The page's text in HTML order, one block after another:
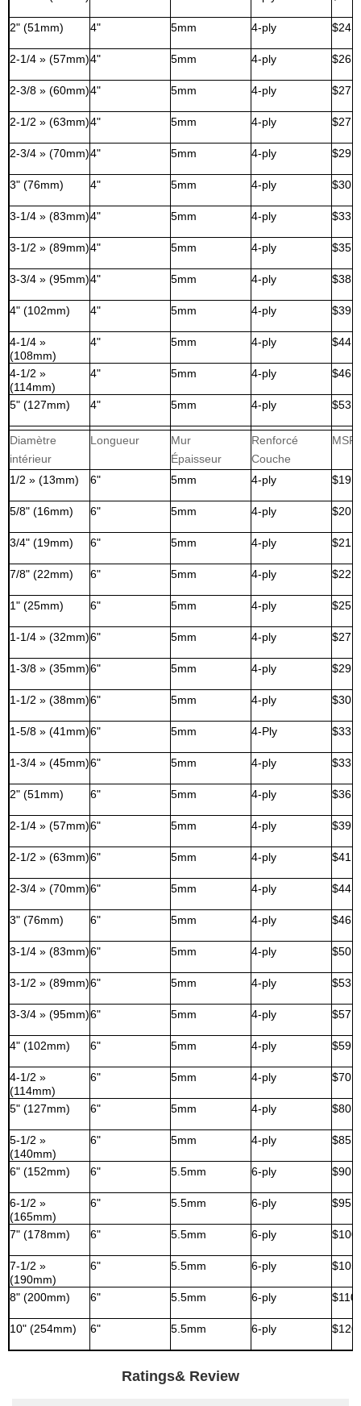
2" (51mm) 4" 5mm 4-ply
2-1/4 » (57mm)4" 5mm 4-ply
2-3/8 » (60mm)4" 5mm 4-ply
2-1/2 » (63mm)4" 5mm 4-ply
2-3/4 » (70mm)4" 5mm 4-ply
3" (76mm) 4" 5mm 4-ply
3-1/4 » (83mm)4" 5mm 4-ply
3-1/2 » (89mm)4" 5mm 4-ply
3-3/4 » (95mm)4" 5mm 4-ply
4" (102mm) 4" 5mm 4-ply
4-1/4 »
(108mm)
4" 5mm 4-ply
4-1/2 »
(114mm)
4" 5mm 4-ply
5" (127mm) 4" 5mm 4-ply
Diamètre
intérieur
Longueur
Mur
Épaisseur
Renforcé
Couche
1/2 » (13mm) 6" 5mm 4-ply
5/8" (16mm) 6" 5mm 4-ply
3/4" (19mm) 6" 5mm 4-ply
7/8" (22mm) 6" 5mm 4-ply
1" (25mm) 6" 5mm 4-ply
1-1/4 » (32mm)6" 5mm 4-ply
1-3/8 » (35mm)6" 5mm 4-ply
1-1/2 » (38mm)6" 5mm 4-ply
1-5/8 » (41mm)6" 5mm 4-Ply
1-3/4 » (45mm)6" 5mm 4-ply
2" (51mm) 6" 5mm 4-ply
2-1/4 » (57mm)6" 5mm 4-ply
2-1/2 » (63mm)6" 5mm 4-ply
2-3/4 » (70mm)6" 5mm 4-ply
3" (76mm) 6" 5mm 4-ply
3-1/4 » (83mm)6" 5mm 4-ply
3-1/2 » (89mm)6" 5mm 4-ply
3-3/4 » (95mm)6" 5mm 4-ply
4" (102mm) 6" 5mm 4-ply
4-1/2 »
(114mm)
6" 5mm 4-ply
5" (127mm) 6" 5mm 4-ply
5-1/2 »
(140mm)
6" 5mm 4-ply
6" (152mm) 6" 5.5mm 6-ply
6-1/2 »
(165mm)
6" 5.5mm 6-ply
7" (178mm) 6" 5.5mm 6-ply
7-1/2 »
(190mm)
6" 5.5mm 6-ply
8" (200mm) 6" 5.5mm 6-ply
10" (254mm) 6" 5.5mm 6-ply
Ratings& Review